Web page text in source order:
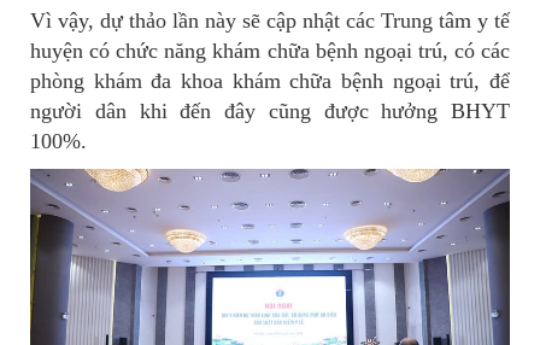
Vì vậy, dự thảo lần này sẽ cập nhật các Trung tâm y tế
huyện có chức năng khám chữa bệnh ngoại trú, có các
phòng khám đa khoa khám chữa bệnh ngoại trú, để
người dân khi đến đây cũng được hưởng BHYT
100%.